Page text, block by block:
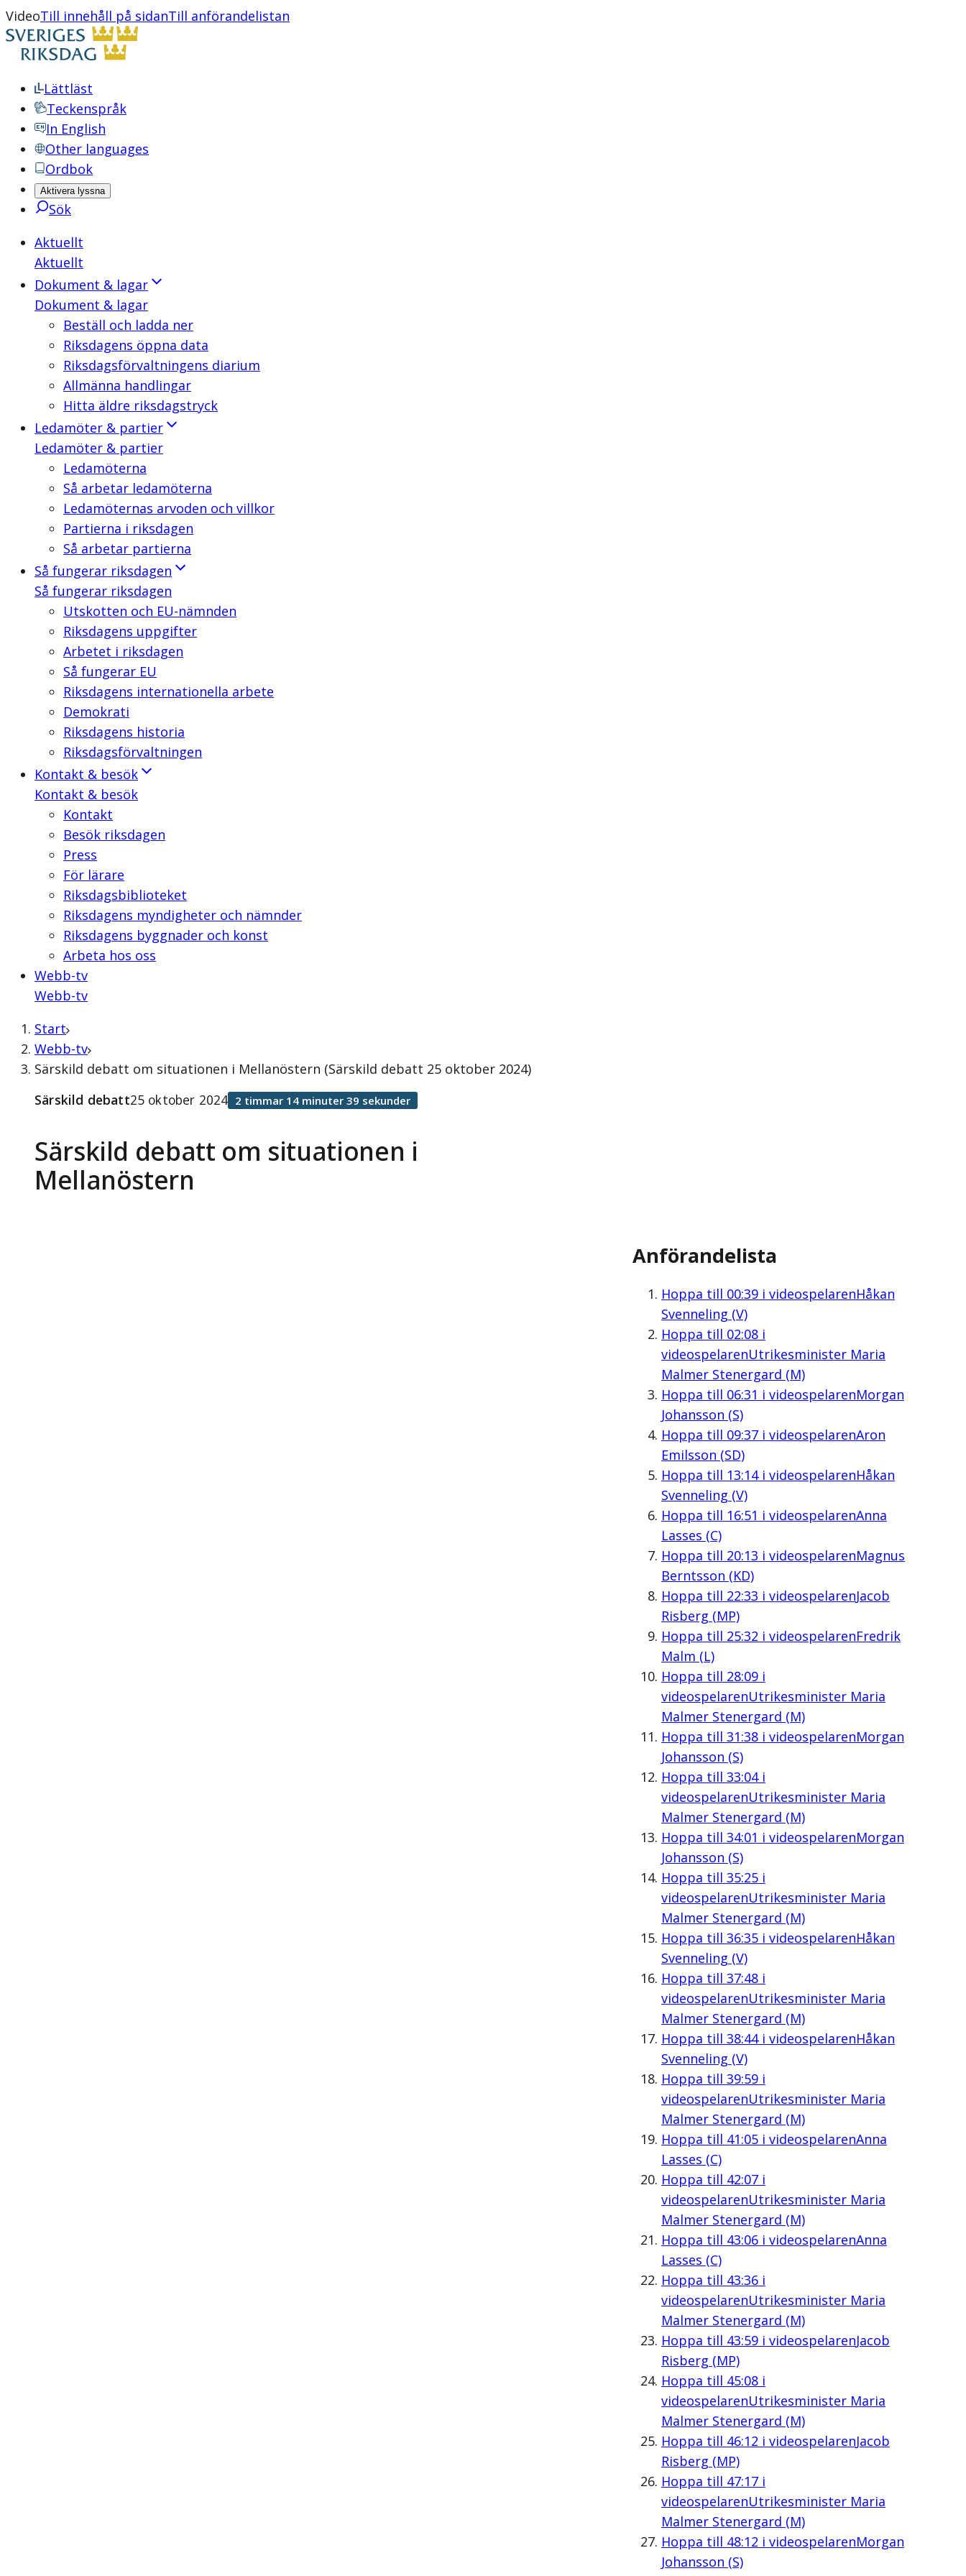
VideoTill innehåll på sidanTill anförandelistan
Lättläst
Teckenspråk
In English
Other languages
Ordbok
Aktivera lyssna
Sök
Aktuellt
Aktuellt
Dokument & lagar
Dokument & lagar
Beställ och ladda ner
Riksdagens öppna data
Riksdagsförvaltningens diarium
Allmänna handlingar
Hitta äldre riksdagstryck
Ledamöter & partier
Ledamöter & partier
Ledamöterna
Så arbetar ledamöterna
Ledamöternas arvoden och villkor
Partierna i riksdagen
Så arbetar partierna
Så fungerar riksdagen
Så fungerar riksdagen
Utskotten och EU-nämnden
Riksdagens uppgifter
Arbetet i riksdagen
Så fungerar EU
Riksdagens internationella arbete
Demokrati
Riksdagens historia
Riksdagsförvaltningen
Kontakt & besök
Kontakt & besök
Kontakt
Besök riksdagen
Press
För lärare
Riksdagsbiblioteket
Riksdagens myndigheter och nämnder
Riksdagens byggnader och konst
Arbeta hos oss
Webb-tv
Webb-tv
Start
Webb-tv
Särskild debatt om situationen i Mellanöstern (Särskild debatt 25 oktober 2024)
Särskild debatt om situationen i
Mellanöstern
Särskild debatt25 oktober 2024 2 timmar 14 minuter 39 sekunder
Anförandelista
Hoppa till 00:39i videospelarenHåkan
Svenneling (V)
Hoppa till 02:08i
videospelarenUtrikesminister Maria
Malmer Stenergard (M)
Hoppa till 06:31 i videospelarenMorgan
Johansson (S)
Hoppa till 09:37i videospelarenAron
Emilsson (SD)
Hoppa till 13:14i videospelarenHåkan
Svenneling (V)
Hoppa till 16:51 i videospelarenAnna
Lasses (C)
Hoppa till 20:13 i videospelarenMagnus
Berntsson (KD)
Hoppa till 22:33 i videospelarenJacob
Risberg (MP)
Hoppa till 25:32 i videospelarenFredrik
Malm (L)
Hoppa till 28:09i
videospelarenUtrikesminister Maria
Malmer Stenergard (M)
Hoppa till 31:38i videospelarenMorgan
Johansson (S)
Hoppa till 33:04i
videospelarenUtrikesminister Maria
Malmer Stenergard (M)
Hoppa till 34:01 i videospelarenMorgan
Johansson (S)
Hoppa till 35:25i
videospelarenUtrikesminister Maria
Malmer Stenergard (M)
Hoppa till 36:35i videospelarenHåkan
Svenneling (V)
Hoppa till 37:48i
videospelarenUtrikesminister Maria
Malmer Stenergard (M)
Hoppa till 38:44i videospelarenHåkan
Svenneling (V)
Hoppa till 39:59i
videospelarenUtrikesminister Maria
Malmer Stenergard (M)
Hoppa till 41:05i videospelarenAnna
Lasses (C)
Hoppa till 42:07i
videospelarenUtrikesminister Maria
Malmer Stenergard (M)
Hoppa till 43:06i videospelarenAnna
Lasses (C)
Hoppa till 43:36i
videospelarenUtrikesminister Maria
Malmer Stenergard (M)
Hoppa till 43:59i videospelarenJacob
Risberg (MP)
Hoppa till 45:08i
videospelarenUtrikesminister Maria
Malmer Stenergard (M)
Hoppa till 46:12 i videospelarenJacob
Risberg (MP)
Hoppa till 47:17i
videospelarenUtrikesminister Maria
Malmer Stenergard (M)
Hoppa till 48:12 i videospelarenMorgan
Johansson (S)